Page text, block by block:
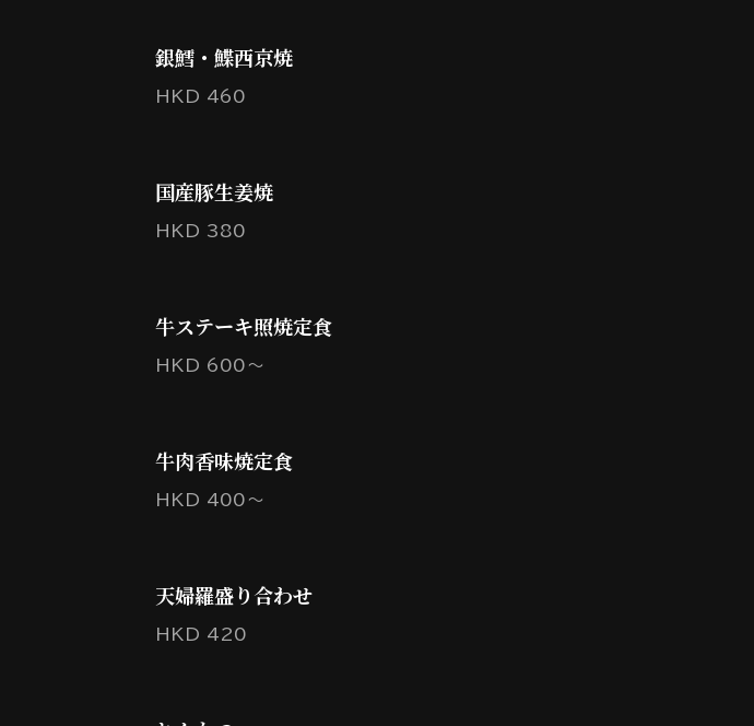
銀鱈・鰈西京焼
HKD 460
国産豚生姜焼
HKD 380
牛ステーキ照焼定食
HKD 600～
牛肉香味焼定食
HKD 400～
天婦羅盛り合わせ
HKD 420